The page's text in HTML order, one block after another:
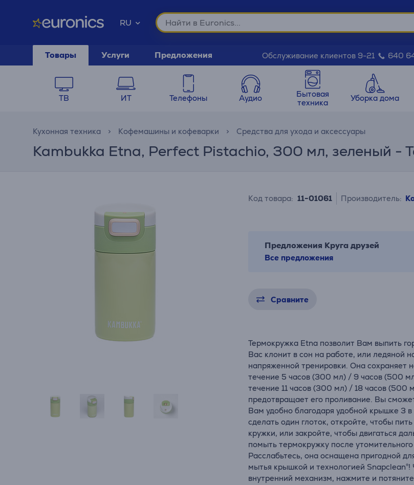
RU
Товары Услуги Предложения Обслуживание клиентов 9-21 640
ТВ ИТ Телефоны Аудио
Бытовая
техника
Уборка дома
Кухонная техника Кофемашины и кофеварки Средства для ухода и аксессуары
Kambukka Etna, Perfect Pistachio, 300 мл, зеленый -
Код товара: 11-01061 Производитель:
Предложения Круга друзей
Все предложения
Сравните
Термокружка Etna позволит Вам выпить
Вас клонит в сон на работе, или ледяной
напряженной тренировки. Она сохраняет
течение 5 часов (300 мл) / 9 часов (500
течение 11 часов (300 мл) / 18 часов (500
предотвращает его проливание. Вы
Вам удобно благодаря удобной крышке 3
сделать один глоток, откройте, чтобы
кружки, или закройте, чтобы двигаться
помыть термокружку после
Расслабьтесь, она оснащена пригодной
мытья крышкой и технологией Snapclean®!
внутренний механизм, нажмите и потяните